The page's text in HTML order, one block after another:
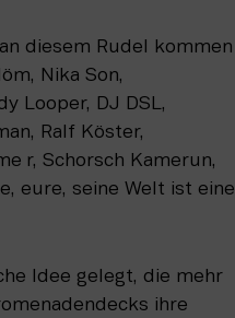
diesem Rudel kommen
Nika Son,
Looper, DJ DSL,
Ralf Köster,
r, Schorsch Kamerun,
eure, seine Welt ist eine
Idee gelegt, die mehr
ihre